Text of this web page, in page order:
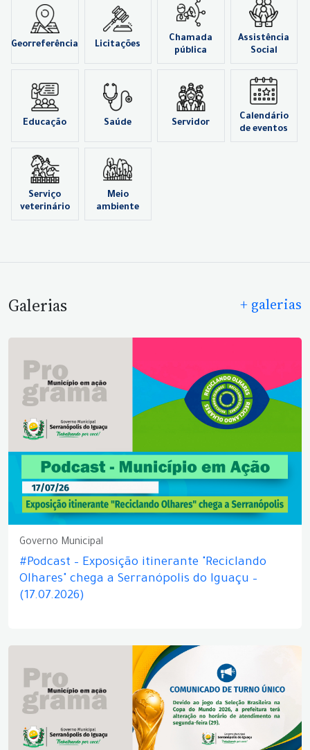
Georreferência Licitações
Chamada
pública
Assistência
Social
Educação Saúde Servidor
Calendário
de eventos
Serviço
veterinário
Meio
ambiente
Galerias + galerias
Governo Municipal
#Podcast – Exposição itinerante "Reciclando
Olhares" chega a Serranópolis do Iguaçu –
(17.07.2026)